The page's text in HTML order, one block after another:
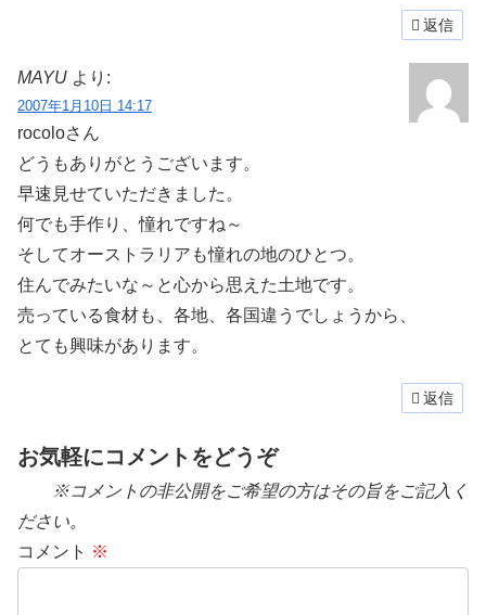
返信
MAYU より:
2007年1月10日 14:17
rocoloさん
どうもありがとうございます。
早速見せていただきました。
何でも手作り、憧れですね～
そしてオーストラリアも憧れの地のひとつ。
住んでみたいな～と心から思えた土地です。
売っている食材も、各地、各国違うでしょうから、
とても興味があります。
返信
お気軽にコメントをどうぞ
※コメントの非公開をご希望の方はその旨をご記入く
ださい。
コメント ※